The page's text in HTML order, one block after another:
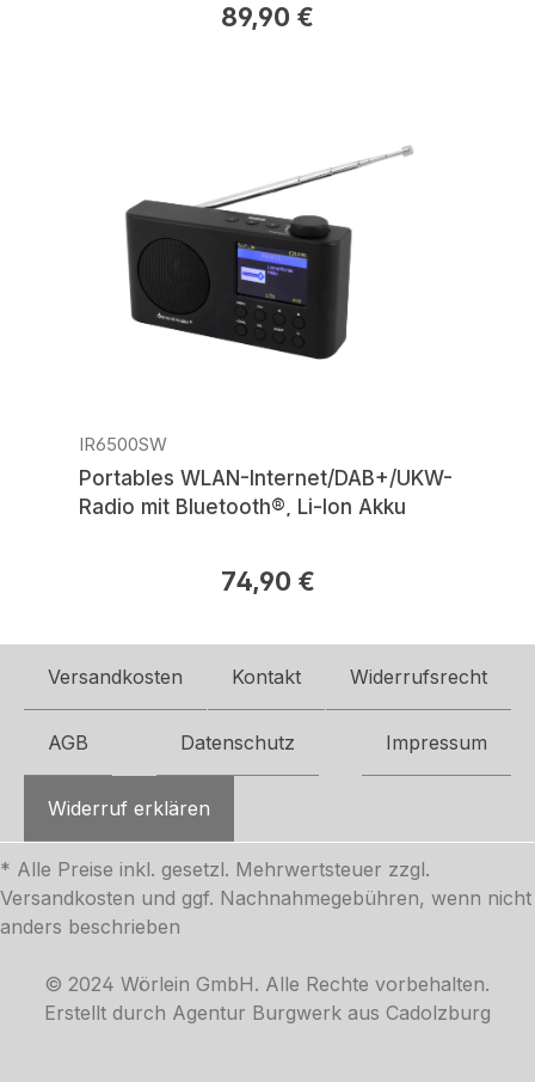
Regulärer Preis:89,90 €
IR6500SW
Portables WLAN-Internet/DAB+/UKW-
Radio mit Bluetooth®, Li-Ion Akku
Regulärer Preis:74,90 €
Versandkosten Kontakt Widerrufsrecht
AGB Datenschutz Impressum
Widerruf erklären
* Alle Preise inkl. gesetzl. Mehrwertsteuer zzgl.
Versandkosten und ggf. Nachnahmegebühren, wenn nicht
anders beschrieben
© 2024 Wörlein GmbH. Alle Rechte vorbehalten.
Erstellt durch Agentur Burgwerk aus Cadolzburg